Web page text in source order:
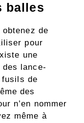
balles
de
pour
une
des lance-
de
des
n’en nommer
même à